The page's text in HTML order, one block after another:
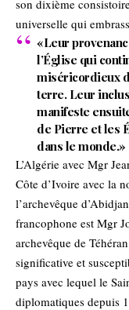
son dixième
universelle qui
«Leur
l’Église qui
miséricordieux
terre. Leur
manifeste
de Pierre et les
dans le monde.»
L’Algérie avec Mgr
Côte d’Ivoire avec la
l’archevêque
francophone est Mgr
archevêque de
significative et
pays avec lequel le
diplomatiques depuis